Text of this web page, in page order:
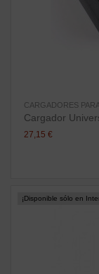
CARGADORES
Cargador
27,15 €
¡Disponible sólo en